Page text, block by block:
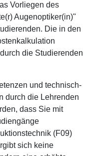
Vorliegen des
Augenoptiker(in)"
Die in den
die Studierenden
und technisch-
durch die Lehrenden
dass Sie mit
(F09)
sich keine